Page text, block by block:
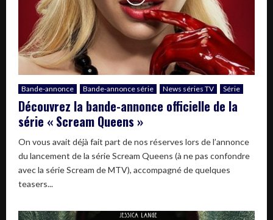
Bande-annonce Bande-annonce série News séries TV Série
Découvrez la bande-annonce officielle de la
série « Scream Queens »
On vous avait déjà fait part de nos réserves lors de l’annonce
du lancement de la série Scream Queens (à ne pas confondre
avec la série Scream de MTV), accompagné de quelques
teasers...